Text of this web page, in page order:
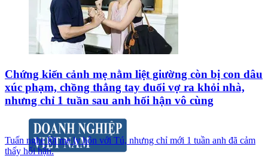
Chứng kiến cảnh mẹ nằm liệt giường còn bị con dâu
xúc phạm, chồng thẳng tay đuổi vợ ra khỏi nhà,
nhưng chỉ 1 tuần sau anh hối hận vô cùng
Tuấn nghe lời mẹ ly hôn với Tú, nhưng chỉ mới 1 tuần anh đã cảm
thấy hối hận.